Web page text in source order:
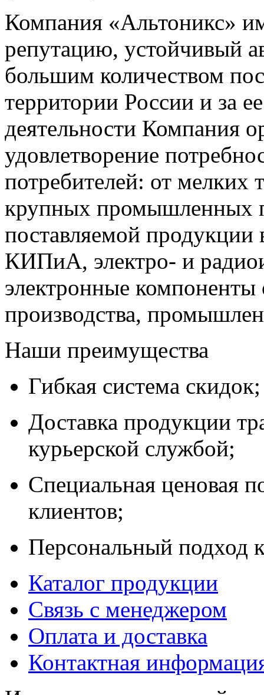
Компания «Альтоникс»
репутацию, устойчивый
большим количеством
территории России и за
деятельности Компания
удовлетворение
потребителей: от мелких
крупных промышленных
поставляемой продукции
КИПиА, электро- и
электронные компоненты
производства,
Наши преимущества
Гибкая система скидок;
Доставка продукции
курьерской службой;
Специальная ценовая
клиентов;
Персональный подход
Каталог продукции
Связь с менеджером
Оплата и доставка
Контактная